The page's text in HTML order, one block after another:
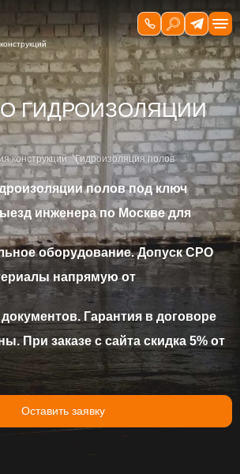
ГИДРОИЗОЛЯЦИИ
конструкций Гидроизоляция полов
полов под ключ
инженера по Москве для
оборудование. Допуск СРО
напрямую от
Гарантия в договоре
При заказе с сайта скидка 5% от
Оставить заявку